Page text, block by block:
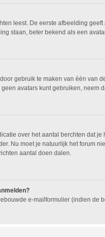
leest. De eerste afbeelding
staan, beter bekend als een
gebruik te maken van één
avatars kunt gebruiken, neem
over het aantal berchten dat
Nu moet je natuurlijk het forum
aantal doen dalen.
e-mailformulier (indien